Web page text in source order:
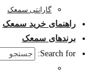
گارانتی سمعک
راهنمای خرید سمعک
برندهای سمعک
Search for: